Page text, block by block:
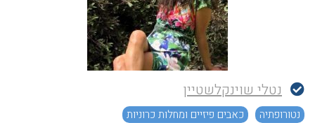
נטלי שוינקלשטיין
נטורופתיה כאבים פיזיים ומחלות כרוניות